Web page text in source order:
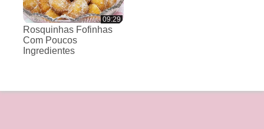
09:29
Rosquinhas Fofinhas
Com Poucos
Ingredientes